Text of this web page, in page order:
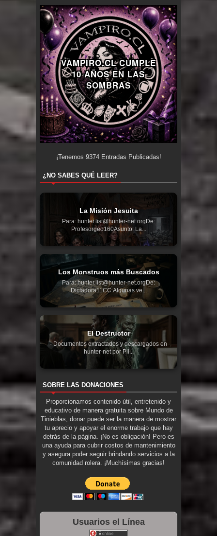
VAMPIRO.CL CUMPLE
10 AÑOS EN LAS
SOMBRAS
¡Tenemos 9374Entradas Publicadas!
¿NO SABES QUÉ LEER?
La Misión Jesuita
Para: hunter.list@hunter-net.orgDe:
Profesorgeo160Asunto: La...
Los Monstruos más Buscados
Para: hunter.list@hunter-net.orgDe:
Dictadora11CC:Algunas ve...
El Destructor
- Documentos extractados y descargados en
hunter-net por Pil...
SOBRE LAS DONACIONES
Proporcionamos contenido útil, entretenido y
educativo de manera gratuita sobre Mundo de
Tinieblas, donar puede ser la manera de mostrar
tu aprecio y apoyar el enorme trabajo que hay
detrás de la página. ¡No es obligación! Pero es
una ayuda para cubrir costos de mantenimiento
y asegura poder seguir brindando servicios a la
comunidad rolera. ¡Muchísimas gracias!
Usuarios el Línea